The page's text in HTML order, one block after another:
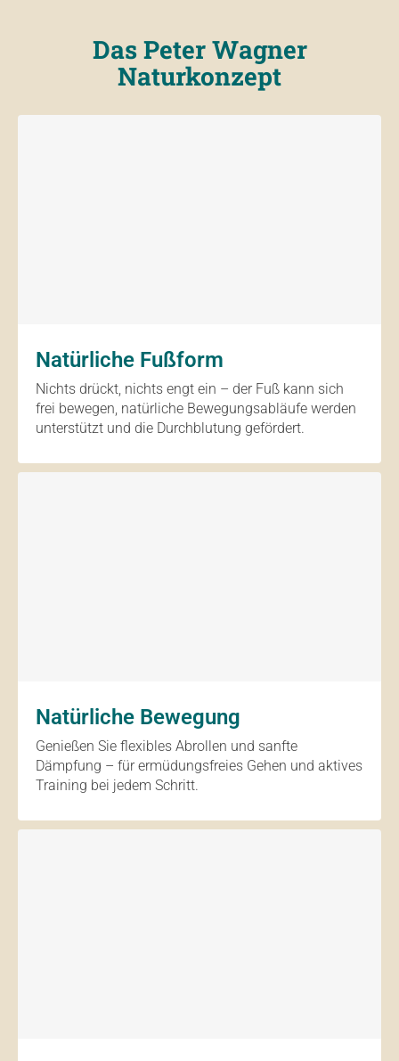
Das Peter Wagner
Naturkonzept
Natürliche Fußform
Nichts drückt, nichts engt ein – der Fuß kann sich
frei bewegen, natürliche Bewegungsabläufe werden
unterstützt und die Durchblutung gefördert.
Natürliche Bewegung
Genießen Sie flexibles Abrollen und sanfte
Dämpfung – für ermüdungsfreies Gehen und aktives
Training bei jedem Schritt.